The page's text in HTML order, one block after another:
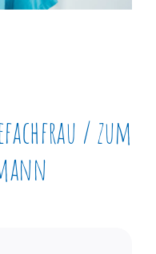
/ zum